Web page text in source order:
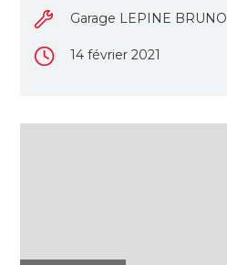
Garage LEPINE BRUNO
14 février 2021